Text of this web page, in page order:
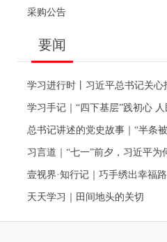
采购公告
要闻
壹视界·知行记｜巧手绣出幸福路
天天学习｜田间地头的关切